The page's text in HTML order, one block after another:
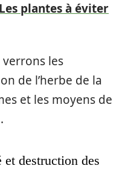
Les plantes à éviter
les
de l’herbe de la
et les moyens de
destruction des